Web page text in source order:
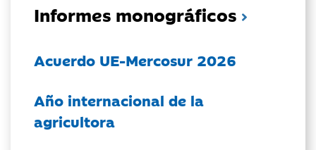
Informes monográficos
Acuerdo UE-Mercosur 2026
Año internacional de la
agricultora